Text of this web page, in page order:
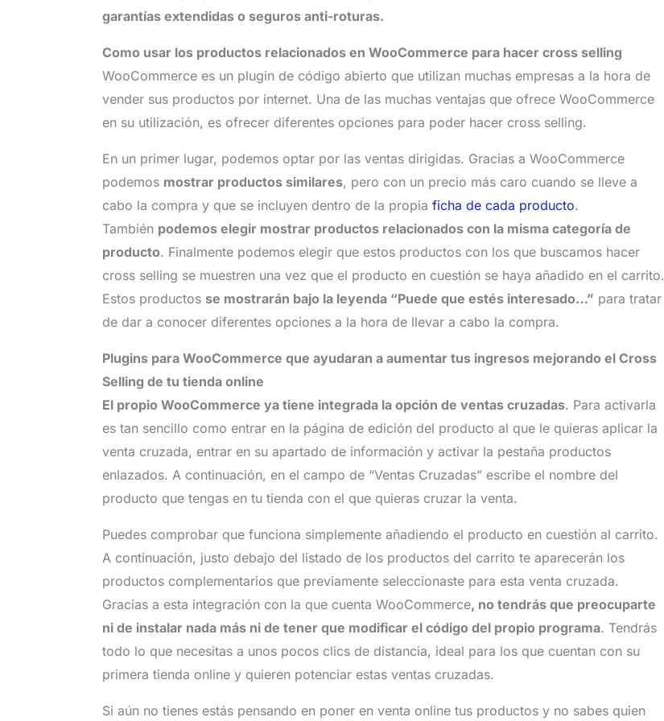
garantías extendidas o seguros anti-roturas.
Como usar los productos relacionados en WooCommerce para hacer cross selling
WooCommerce es un plugin de código abierto que utilizan muchas empresas a la hora de
vender sus productos por internet. Una de las muchas ventajas que ofrece WooCommerce
en su utilización, es ofrecer diferentes opciones para poder hacer cross selling.
En un primer lugar, podemos optar por las ventas dirigidas. Gracias a WooCommerce
podemos mostrar productos similares, pero con un precio más caro cuando se lleve a
cabo la compra y que se incluyen dentro de la propia ficha de cada producto.
También podemos elegir mostrar productos relacionados con la misma categoría de
producto. Finalmente podemos elegir que estos productos con los que buscamos hacer
cross selling se muestren una vez que el producto en cuestión se haya añadido en el carrito.
Estos productos se mostrarán bajo la leyenda “Puede que estés interesado…” para tratar
de dar a conocer diferentes opciones a la hora de llevar a cabo la compra.
Plugins para WooCommerce que ayudaran a aumentar tus ingresos mejorando el Cross
Selling de tu tienda online
El propio WooCommerce ya tiene integrada la opción de ventas cruzadas. Para activarla
es tan sencillo como entrar en la página de edición del producto al que le quieras aplicar la
venta cruzada, entrar en su apartado de información y activar la pestaña productos
enlazados. A continuación, en el campo de “Ventas Cruzadas” escribe el nombre del
producto que tengas en tu tienda con el que quieras cruzar la venta.
Puedes comprobar que funciona simplemente añadiendo el producto en cuestión al carrito.
A continuación, justo debajo del listado de los productos del carrito te aparecerán los
productos complementarios que previamente seleccionaste para esta venta cruzada.
Gracias a esta integración con la que cuenta WooCommerce, no tendrás que preocuparte
ni de instalar nada más ni de tener que modificar el código del propio programa. Tendrás
todo lo que necesitas a unos pocos clics de distancia, ideal para los que cuentan con su
primera tienda online y quieren potenciar estas ventas cruzadas.
Si aún no tienes estás pensando en poner en venta online tus productos y no sabes quien